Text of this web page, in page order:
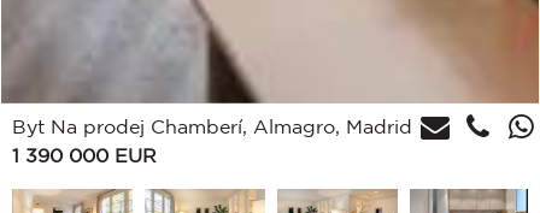
Byt Na prodej Chamberí, Almagro, Madrid
1 390 000 EUR